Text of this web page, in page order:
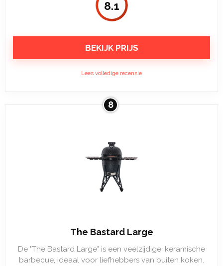
8.1
BEKIJK PRIJS
Lees volledige recensie
8
The Bastard Large
De "The Bastard Large" is een veelzijdige, keramische
barbecue, ideaal voor liefhebbers van buiten koken.